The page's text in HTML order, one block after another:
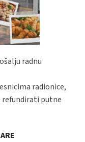
radnu
radionice,
refundirati putne